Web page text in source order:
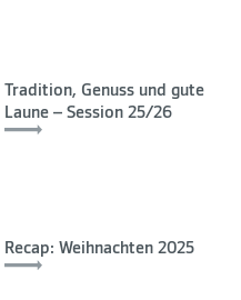
Tradition, Genuss und gute
Laune – Session 25/26
Recap: Weihnachten 2025